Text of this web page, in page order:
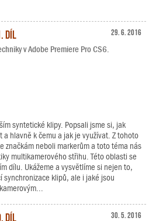
29. 6. 2016
díl
v Adobe Premiere Pro CS6.
syntetické klipy. Popsali jsme si, jak
hlavně k čemu a jak je využívat. Z tohoto
značkám neboli markerům a toto téma nás
multikamerového střihu. Této oblasti se
dílu. Ukážeme a vysvětlíme si nejen to,
klipů, ale i jaké jsou
30. 5. 2016
díl